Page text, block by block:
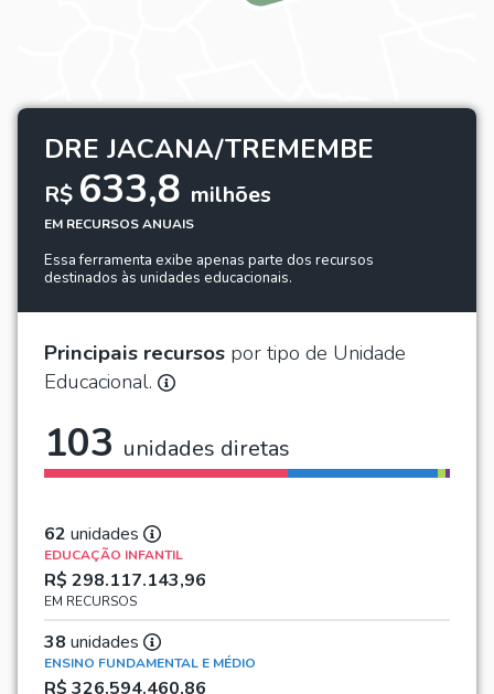
DRE JACANA/TREMEMBE
R$ 633,8 milhões
EM RECURSOS ANUAIS
Essa ferramenta exibe apenas parte dos recursos
destinados às unidades educacionais.
Principais recursos por tipo de Unidade
Educacional.
103 unidades diretas
62 unidades
EDUCAÇÃO INFANTIL
R$ 298.117.143,96
EM RECURSOS
38 unidades
ENSINO FUNDAMENTAL E MÉDIO
R$ 326.594.460,86